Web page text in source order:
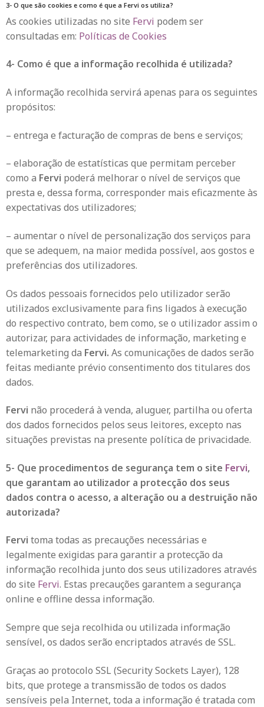
3- O que são cookies e como é que a Fervi os utiliza?
As cookies utilizadas no site Fervi podem ser
consultadas em: Políticas de Cookies
4- Como é que a informação recolhida é utilizada?
A informação recolhida servirá apenas para os seguintes
propósitos:
– entrega e facturação de compras de bens e serviços;
– elaboração de estatísticas que permitam perceber
como a Fervi poderá melhorar o nível de serviços que
presta e, dessa forma, corresponder mais eficazmente às
expectativas dos utilizadores;
– aumentar o nível de personalização dos serviços para
que se adequem, na maior medida possível, aos gostos e
preferências dos utilizadores.
Os dados pessoais fornecidos pelo utilizador serão
utilizados exclusivamente para fins ligados à execução
do respectivo contrato, bem como, se o utilizador assim o
autorizar, para actividades de informação, marketing e
telemarketing da Fervi. As comunicações de dados serão
feitas mediante prévio consentimento dos titulares dos
dados.
Fervi não procederá à venda, aluguer, partilha ou oferta
dos dados fornecidos pelos seus leitores, excepto nas
situações previstas na presente política de privacidade.
5- Que procedimentos de segurança tem o site Fervi,
que garantam ao utilizador a protecção dos seus
dados contra o acesso, a alteração ou a destruição não
autorizada?
Fervi toma todas as precauções necessárias e
legalmente exigidas para garantir a protecção da
informação recolhida junto dos seus utilizadores através
do site Fervi. Estas precauções garantem a segurança
online e offline dessa informação.
Sempre que seja recolhida ou utilizada informação
sensível, os dados serão encriptados através de SSL.
Graças ao protocolo SSL (Security Sockets Layer), 128
bits, que protege a transmissão de todos os dados
sensíveis pela Internet, toda a informação é tratada com